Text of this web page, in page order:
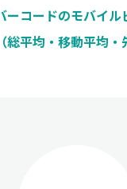
ーコードのモバイ
総平均・移動平均・